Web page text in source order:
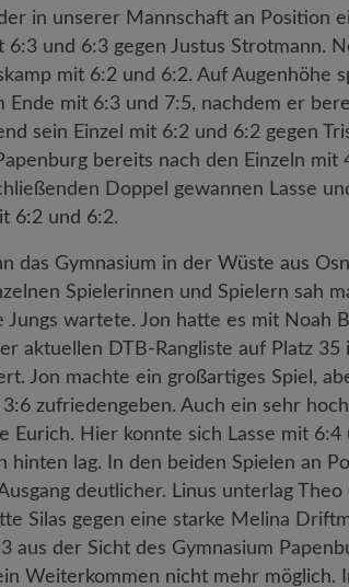
in unserer Mannschaft an Position
6:3 und 6:3 gegen Justus Strotmann.
mit 6:2 und 6:2. Auf Augenhöhe
Ende mit 6:3 und 7:5, nachdem er
sein Einzel mit 6:2 und 6:2 gegen
bereits nach den Einzeln mit
Doppel gewannen Lasse
6:2 und 6:2.
das Gymnasium in der Wüste aus
Spielerinnen und Spielern sah
Jungs wartete. Jon hatte es mit Noah
aktuellen DTB-Rangliste auf Platz 35
Jon machte ein großartiges Spiel,
zufriedengeben. Auch ein sehr
Eurich. Hier konnte sich Lasse mit
hinten lag. In den beiden Spielen an
deutlicher. Linus unterlag Theo
Silas gegen eine starke Melina
aus der Sicht des Gymnasium
Weiterkommen nicht mehr möglich.